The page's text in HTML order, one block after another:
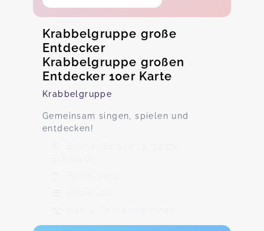
Krabbelgruppe große
Entdecker
Krabbelgruppe großen
Entdecker 10er Karte
Krabbelgruppe
Gemeinsam singen, spielen und
entdecken!
Brühler Straße 19, 50374
Erftstadt
Fortlaufend
Max. 4 TeilnehmerInnen